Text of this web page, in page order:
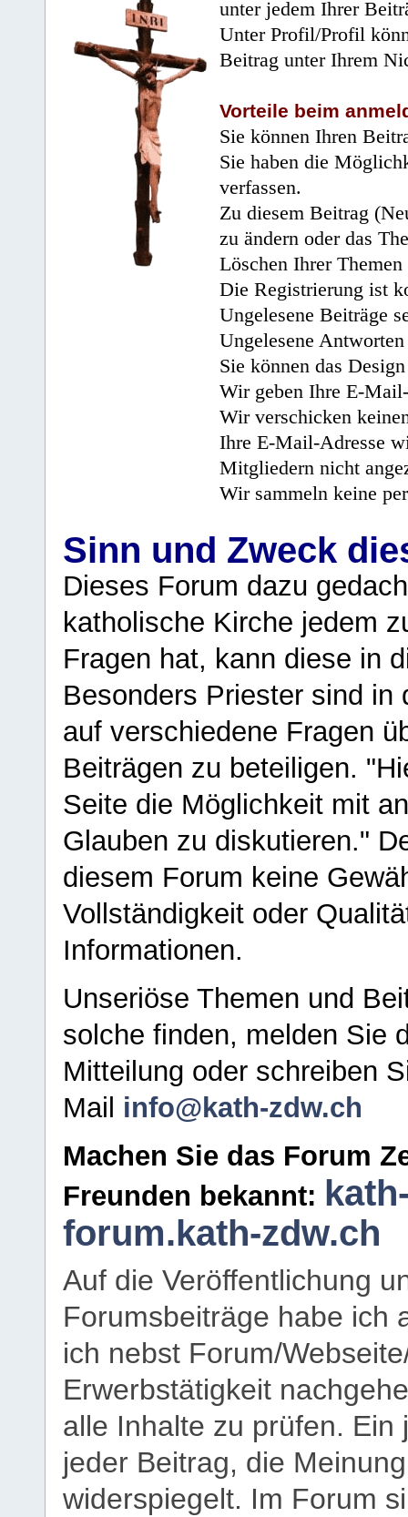
unter jedem Ihrer
Unter Profil/Profil
Beitrag unter Ihrem
Vorteile beim
Sie können Ihren
Sie haben die
verfassen.
Zu diesem Beitrag
zu ändern oder das
Löschen Ihrer
Die Registrierung ist
Ungelesene Beiträge
Ungelesene
Sie können das
Wir geben Ihre E-
Wir verschicken
Ihre E-Mail-Adresse
Mitgliedern nicht
Wir sammeln keine
Sinn und Zweck
Dieses Forum dazu
katholische Kirche jedem
Fragen hat, kann diese in
Besonders Priester sind in
auf verschiedene Fragen
Beiträgen zu beteiligen.
Seite die Möglichkeit mit
Glauben zu diskutieren."
diesem Forum keine
Vollständigkeit oder
Informationen.
Unseriöse Themen und
solche finden, melden Sie
Mitteilung oder schreiben
Mail info@kath-zdw.ch
Machen Sie das Forum
Freunden bekannt:
forum.kath-zdw.ch
Auf die Veröffentlichung
Forumsbeiträge habe ich
ich nebst Forum/
Erwerbstätigkeit
alle Inhalte zu prüfen.
jeder Beitrag, die
widerspiegelt. Im Forum